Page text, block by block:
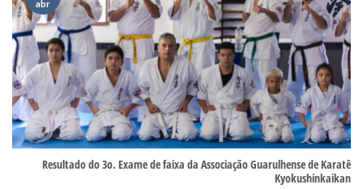
Resultado do 3o. Exame de faixa da Associação Guarulhense de Karatê
Kyokushinkaikan
abr